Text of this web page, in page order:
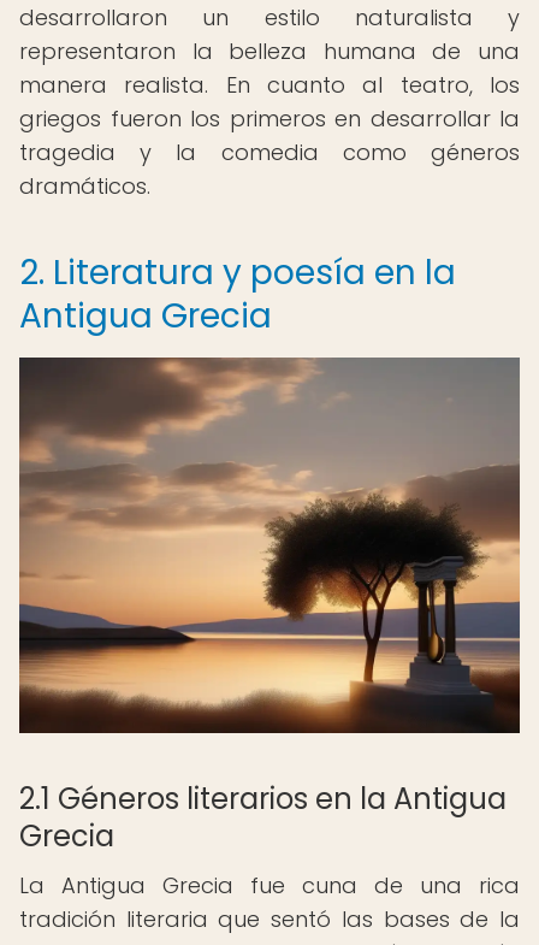
desarrollaron un estilo naturalista y
representaron la belleza humana de una
manera realista. En cuanto al teatro, los
griegos fueron los primeros en desarrollar la
tragedia y la comedia como géneros
dramáticos.
2. Literatura y poesía en la
Antigua Grecia
2.1 Géneros literarios en la Antigua
Grecia
La Antigua Grecia fue cuna de una rica
tradición literaria que sentó las bases de la